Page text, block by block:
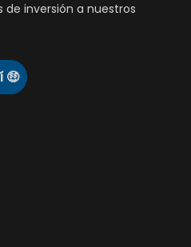
inversión a nuestros
🤑